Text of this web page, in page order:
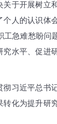
于开展树立
人的认识体
工急难愁盼
水平、促进
习近平总书
化为提升研